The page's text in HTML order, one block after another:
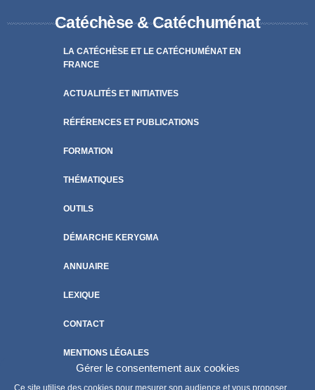
Gérer le consentement aux cookies
Ce site utilise des cookies pour mesurer son audience et vous proposer
Catéchèse & Catéchuménat
LA CATÉCHÈSE ET LE CATÉCHUMÉNAT EN
FRANCE
ACTUALITÉS ET INITIATIVES
RÉFÉRENCES ET PUBLICATIONS
FORMATION
THÉMATIQUES
OUTILS
DÉMARCHE KERYGMA
ANNUAIRE
LEXIQUE
CONTACT
MENTIONS LÉGALES